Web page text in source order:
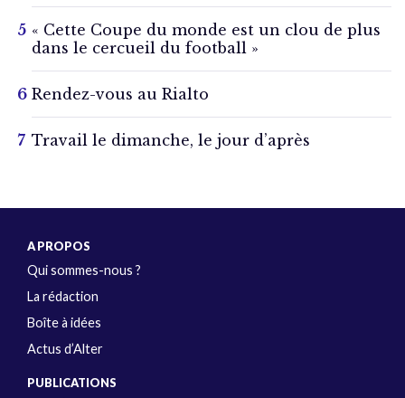
« Cette Coupe du monde est un clou de plus
dans le cercueil du football »
Rendez-vous au Rialto
Travail le dimanche, le jour d’après
A PROPOS
Qui sommes-nous ?
La rédaction
Boîte à idées
Actus d’Alter
PUBLICATIONS